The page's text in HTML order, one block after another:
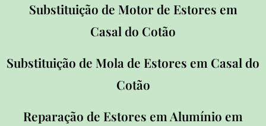
Substituição de Motor de Estores em
Casal do Cotão
Substituição de Mola de Estores em Casal do
Cotão
Reparação de Estores em Alumínio em